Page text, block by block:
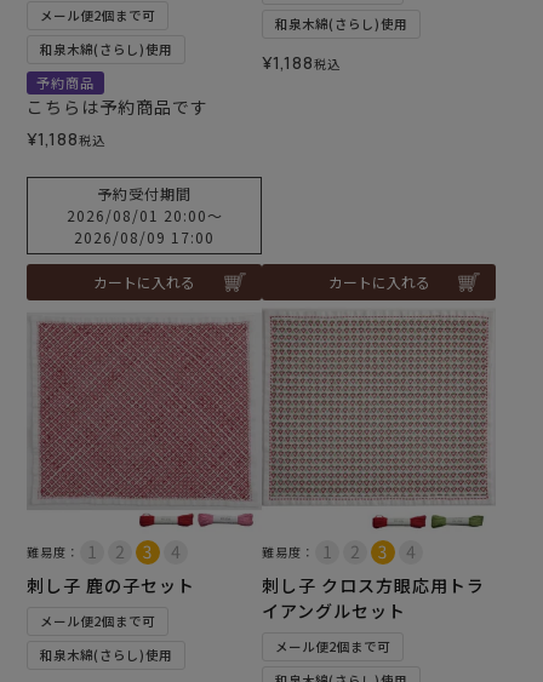
メール便2個まで可
和泉木綿(さらし)使用
予約商品
こちらは予約商品です
¥1,188税込
予約受付期間
2026/08/01 20:00〜
2026/08/09 17:00
カートに入れる
和泉木綿(さらし)使用
¥1,188税込
カートに入れる
難易度：
刺し子 鹿の子セット
メール便2個まで可
和泉木綿(さらし)使用
難易度：
刺し子 クロス方眼応用トラ
イアングルセット
メール便2個まで可